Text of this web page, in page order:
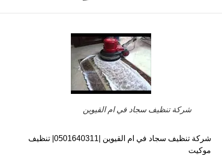
شركة تنظيف سجاد في ام القيوين
شركة تنظيف سجاد في ام القيوين |0501640311| تنظيف
موكيت